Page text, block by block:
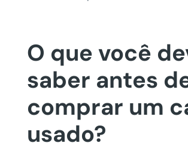
O que você
saber antes
comprar um
usado?